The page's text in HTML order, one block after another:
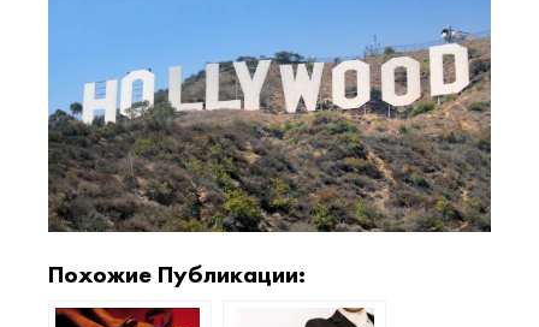
Похожие Публикации: